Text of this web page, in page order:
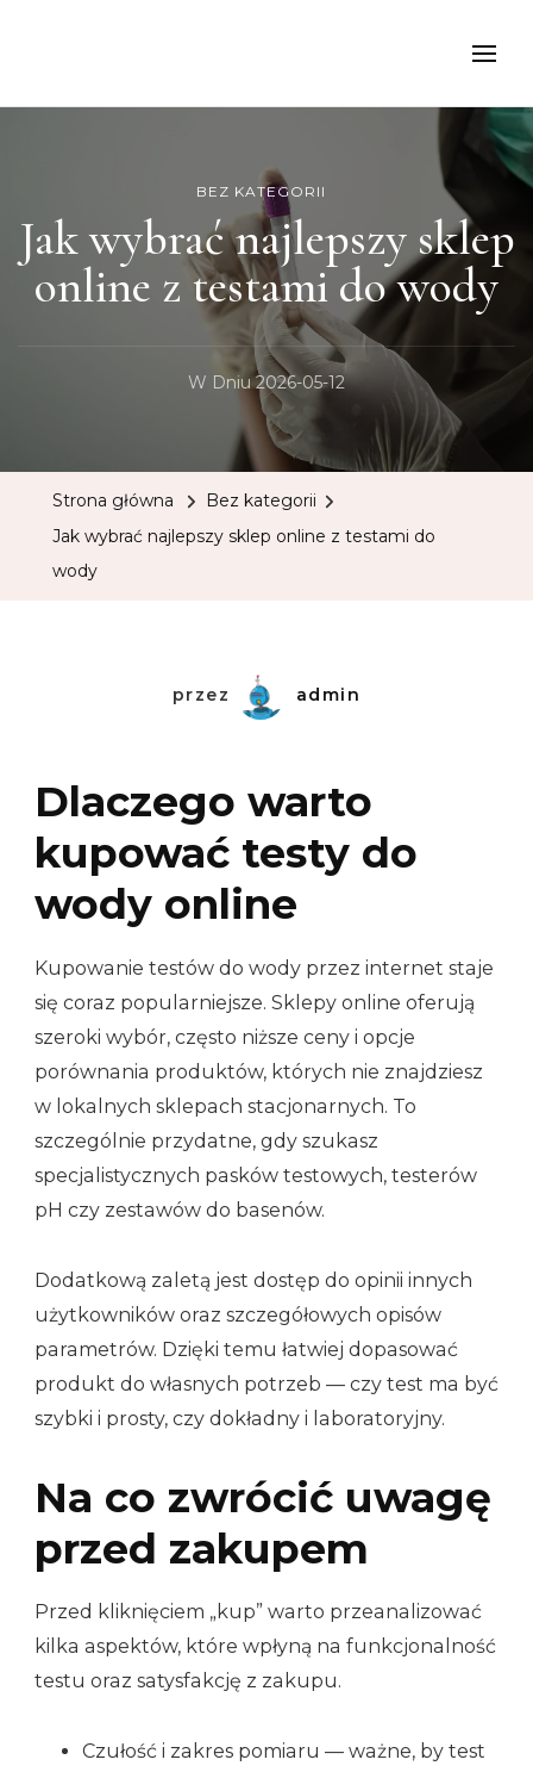
BEZ KATEGORII
Jak wybrać najlepszy sklep
online z testami do wody
W Dniu2026-05-12
Strona główna
Bez kategorii
Jak wybrać najlepszy sklep online z testami do
wody
przez admin
Dlaczego warto
kupować testy do
wody online
Kupowanie testów do wody przez internet staje
się coraz popularniejsze. Sklepy online oferują
szeroki wybór, często niższe ceny i opcje
porównania produktów, których nie znajdziesz
w lokalnych sklepach stacjonarnych. To
szczególnie przydatne, gdy szukasz
specjalistycznych pasków testowych, testerów
pH czy zestawów do basenów.
Dodatkową zaletą jest dostęp do opinii innych
użytkowników oraz szczegółowych opisów
parametrów. Dzięki temu łatwiej dopasować
produkt do własnych potrzeb — czy test ma być
szybki i prosty, czy dokładny i laboratoryjny.
Na co zwrócić uwagę
przed zakupem
Przed kliknięciem „kup” warto przeanalizować
kilka aspektów, które wpłyną na funkcjonalność
testu oraz satysfakcję z zakupu.
Czułość i zakres pomiaru — ważne, by test